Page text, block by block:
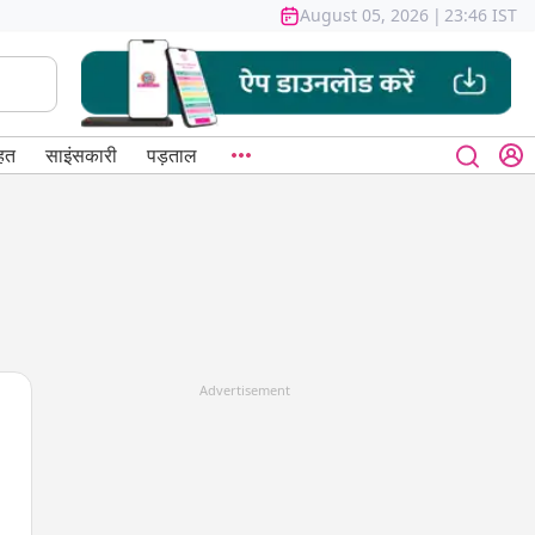
August 05, 2026 | 23:46 IST
साइंसकारी पड़ताल
Advertisement